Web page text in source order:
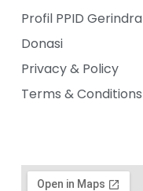
Profil PPID Gerindra
Donasi
Privacy & Policy
Terms & Conditions